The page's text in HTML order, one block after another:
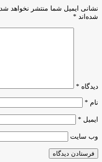
زمینه‌های
مختلف
نشانی ایمیل شما منتشر نخواهد شد.
شده‌اند *
دیدگاه *
نام *
ایمیل *
وب‌ سایت